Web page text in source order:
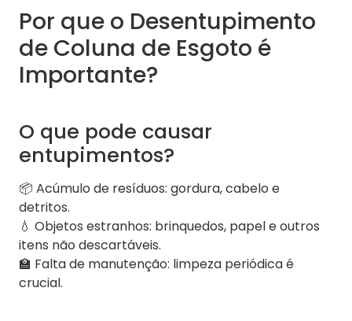
Por que o Desentupimento
de Coluna de Esgoto é
Importante?
O que pode causar
entupimentos?
📦 Acúmulo de resíduos: gordura, cabelo e
detritos.
💧 Objetos estranhos: brinquedos, papel e outros
itens não descartáveis.
🏫 Falta de manutenção: limpeza periódica é
crucial.